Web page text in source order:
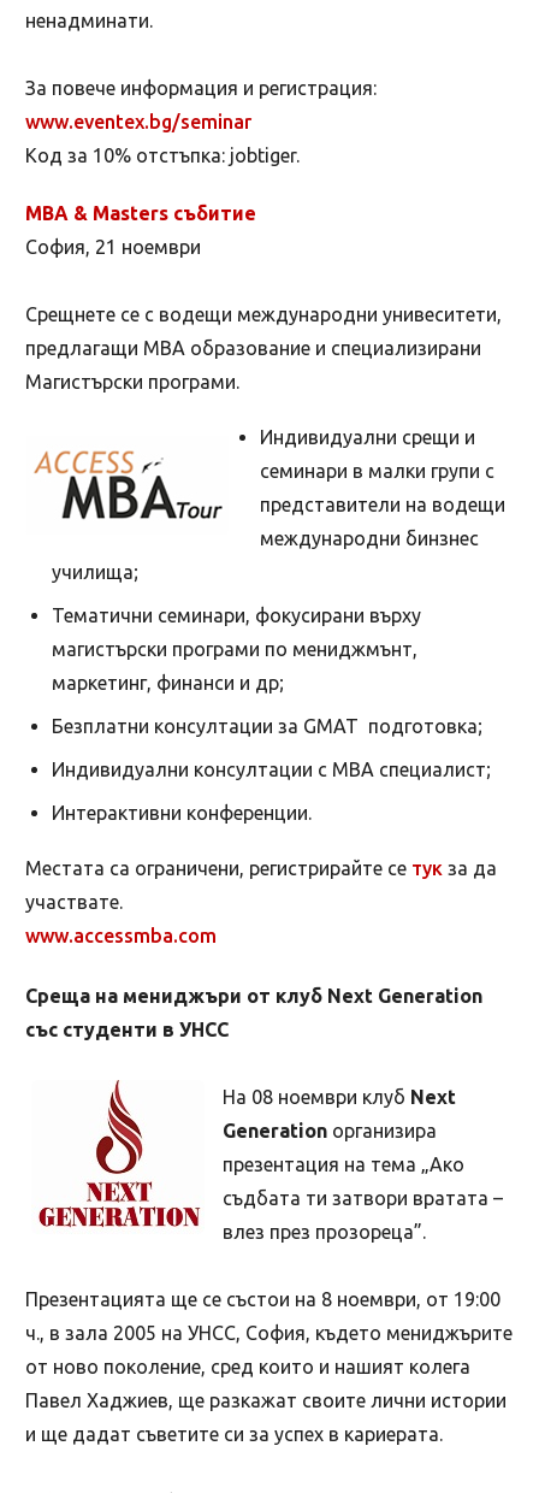
ненадминати.
За повече информация и регистрация:
www.eventex.bg/seminar
Код за 10% отстъпка: jobtiger.
МВА & Masters събитие
София, 21 ноември
Срещнете се с водещи международни унивеситети,
предлагащи МВА образование и специализирани
Магистърски програми.
Индивидуални срещи и
семинари в малки групи с
представители на водещи
международни бинзнес
училища;
Тематични семинари, фокусирани върху
магистърски програми по мениджмънт,
маркетинг, финанси и др;
Безплатни консултации за GMAT подготовка;
Индивидуални консултации с МВА специалист;
Интерактивни конференции.
Местата са ограничени, регистрирайте се тук за да
участвате.
www.accessmba.com
Среща на мениджъри от клуб Next Generation
със студенти в УНСС
На 08 ноември клуб Next
Generation организира
презентация на тема „Ако
съдбата ти затвори вратата –
влез през прозореца”.
Презентацията ще се състои на 8 ноември, от 19:00
ч., в зала 2005 на УНСС, София, където мениджърите
от ново поколение, сред които и нашият колега
Павел Хаджиев, ще разкажат своите лични истории
и ще дадат съветите си за успех в кариерата.